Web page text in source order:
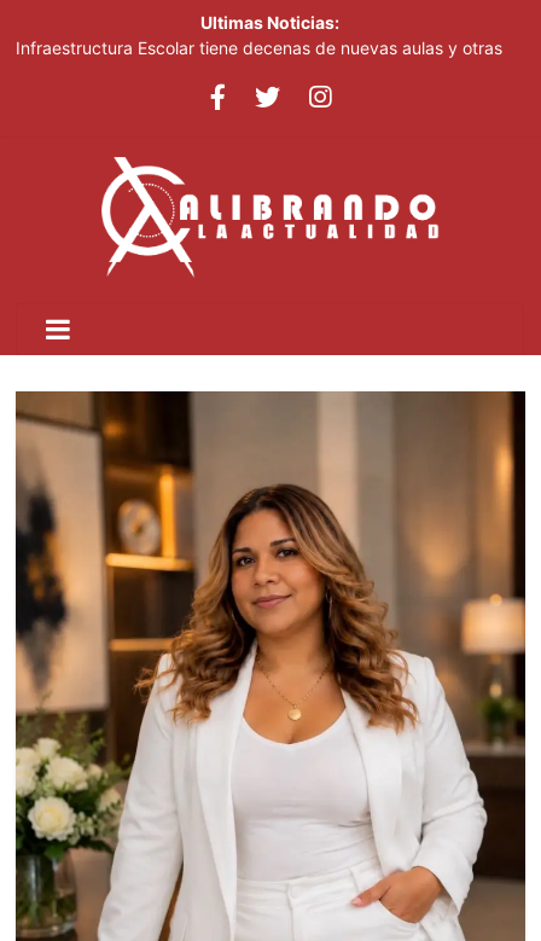
Ultimas Noticias:
Infraestructura Escolar tiene decenas de nuevas aulas y otras
Crear dos nuevas provincias en el país generaría más gasto
público, advierte experto
Ministerio de Educación inicia este lunes jornada nacional de
capacitación para más de 90,000 docentes de cara al inicio del
año escolar 2026-2027
del PRM y felicita a sus nuevas autoridades